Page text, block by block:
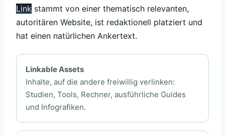
Link stammt von einer thematisch relevanten,
autoritären Website, ist redaktionell platziert und
hat einen natürlichen Ankertext.
Linkable Assets
Inhalte, auf die andere freiwillig verlinken:
Studien, Tools, Rechner, ausführliche Guides
und Infografiken.